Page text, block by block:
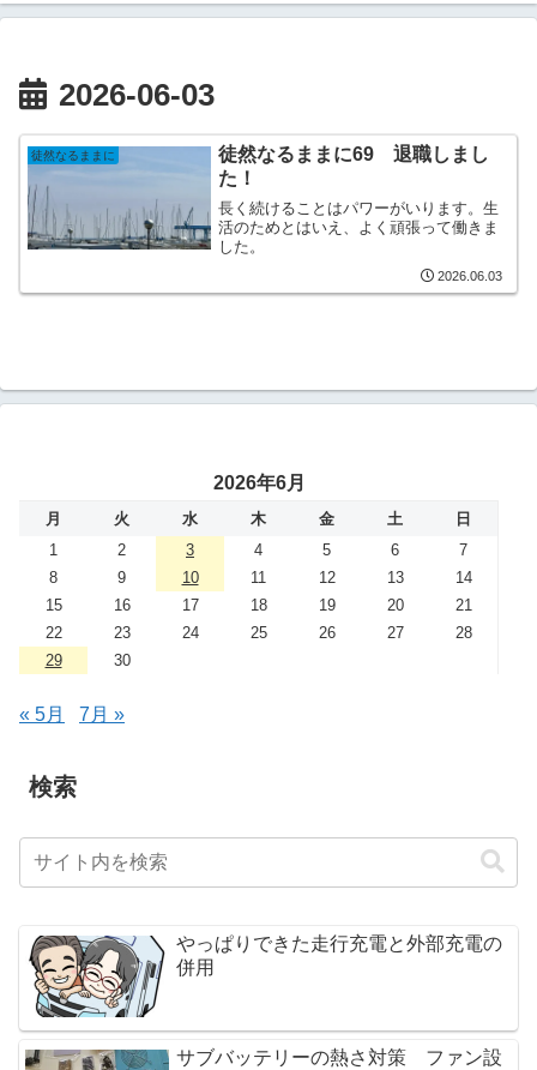
2026-06-03
徒然なるままに
徒然なるままに69 退職しまし
た！
長く続けることはパワーがいります。生
活のためとはいえ、よく頑張って働きま
した。
2026.06.03
2026年6月
月 火 水 木 金 土
日
1
2 3 4 5 6
7
8
9 10 11 12 13
14
15
16 17 18 19 20
21
22
23 24 25 26 27
28
29
30
« 5月 7月 »
検索
やっぱりできた走行充電と外部充電の
併用
サブバッテリーの熱さ対策 ファン設